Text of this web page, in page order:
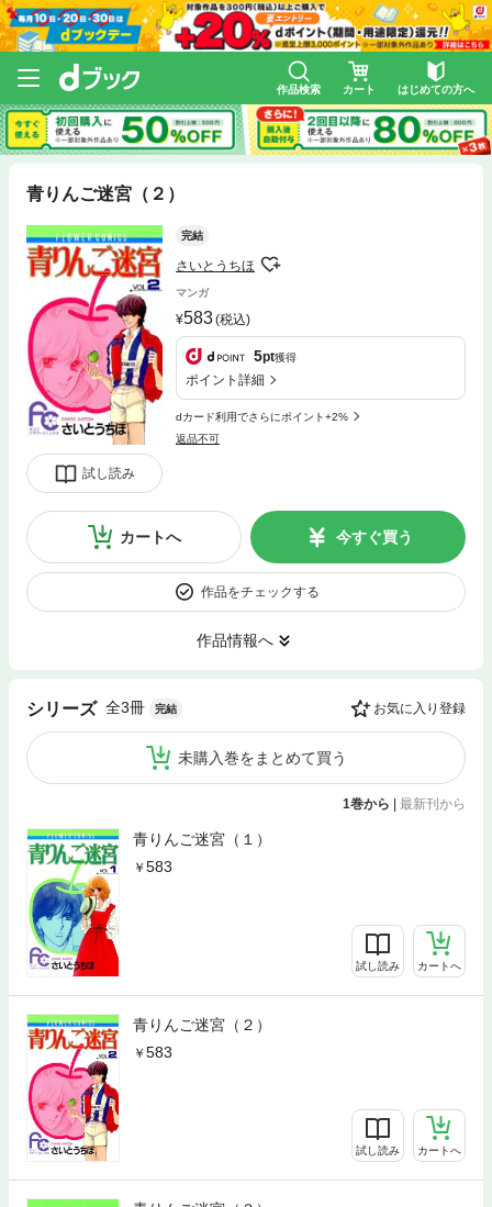
作品検索 カート はじめての方へ
青りんご迷宮（２）
試し読み
完結
さいとうちほ
マンガ
583(税込)
5pt獲得
ポイント詳細
dカード利用でさらにポイント+2%
返品不可
カートへ 今すぐ買う
作品をチェックする
作品情報へ
シリーズ 全3冊 完結 お気に入り登録
未購入巻をまとめて買う
1巻から 最新刊から
青りんご迷宮（１）
583
試し読み カートへ
青りんご迷宮（２）
583
試し読み カートへ